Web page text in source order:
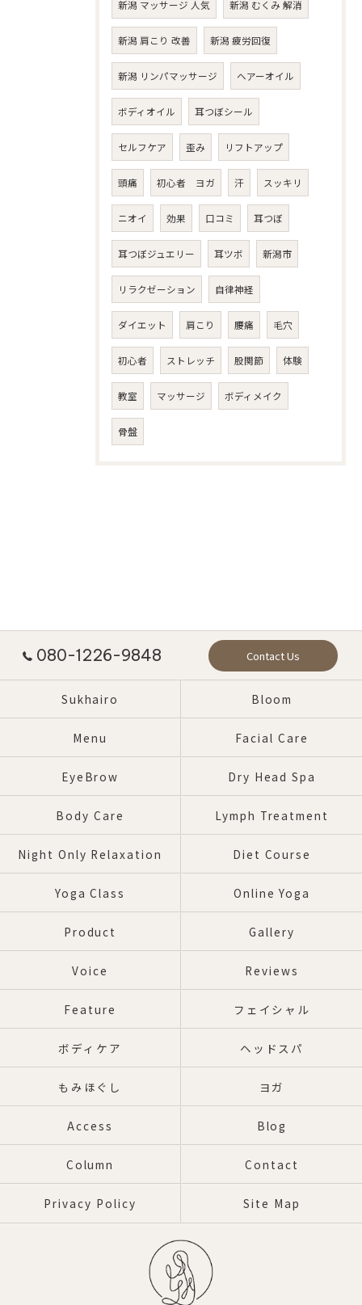
新潟 マッサージ 人気 新潟 むくみ 解消
新潟 肩こり 改善 新潟 疲労回復
新潟 リンパマッサージ ヘアーオイル
ボディオイル 耳つぼシール
セルフケア 歪み リフトアップ
頭痛 初心者 ヨガ 汗 スッキリ
ニオイ 効果 口コミ 耳つぼ
耳つぼジュエリー 耳ツボ 新潟市
リラクゼーション 自律神経
ダイエット 肩こり 腰痛 毛穴
初心者 ストレッチ 股関節 体験
教室 マッサージ ボディメイク
骨盤
080-1226-9848 Contact Us
Sukhairo Bloom
Menu Facial Care
EyeBrow Dry Head Spa
Body Care Lymph Treatment
Night Only Relaxation Diet Course
Yoga Class Online Yoga
Product Gallery
Voice Reviews
Feature フェイシャル
ボディケア ヘッドスパ
もみほぐし ヨガ
Access Blog
Column Contact
Privacy Policy Site Map